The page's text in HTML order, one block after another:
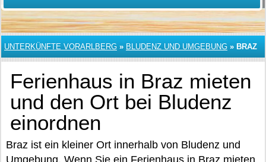
UNTERKÜNFTE VORARLBERG » BLUDENZ UND UMGEBUNG » BRAZ
Ferienhaus in Braz mieten
und den Ort bei Bludenz
einordnen
Braz ist ein kleiner Ort innerhalb von Bludenz und
Umgebung. Wenn Sie ein Ferienhaus in Braz mieten